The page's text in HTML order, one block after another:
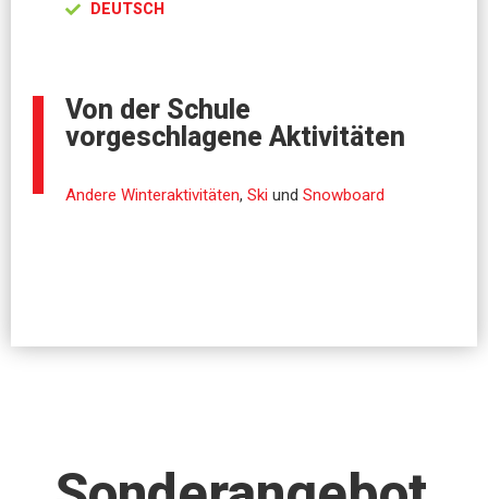
DEUTSCH
Von der Schule
vorgeschlagene Aktivitäten
Andere Winteraktivitäten, Ski und Snowboard